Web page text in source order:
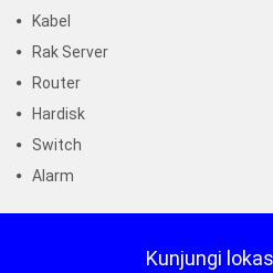
Kabel
Rak Server
Router
Hardisk
Switch
Alarm
Kunjungi